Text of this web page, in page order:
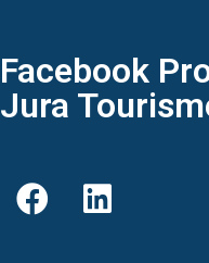
Facebook
Jura